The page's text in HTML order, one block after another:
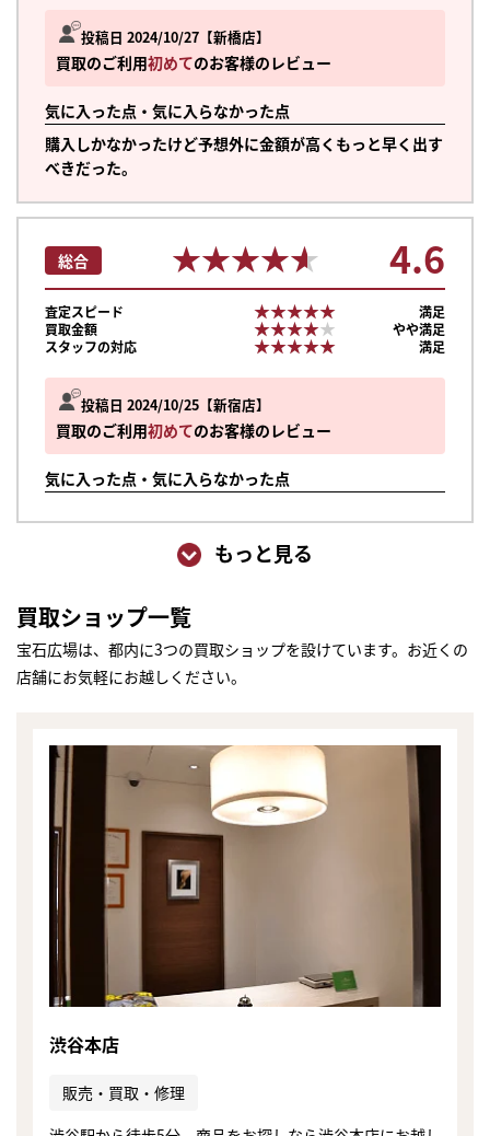
投稿日 2024/10/27 新橋店
買取のご利用初めてのお客様のレビュー
気に入った点・気に入らなかった点
購入しかなかったけど予想外に金額が高くもっと早く出す
べきだった。
投稿日 2024/10/25 新宿店
買取のご利用初めてのお客様のレビュー
気に入った点・気に入らなかった点
総合 ★★★★★
★★★★★ 4.6
査定スピード ★★★★★
★★★★★
満足
買取金額
★★★★★
★★★★★
やや満足
スタッフの対応
★★★★★
★★★★★ 満足
もっと見る
買取ショップ一覧
宝石広場は、都内に3つの買取ショップを設けています。お近くの
店舗にお気軽にお越しください。
渋谷本店
販売・買取・修理